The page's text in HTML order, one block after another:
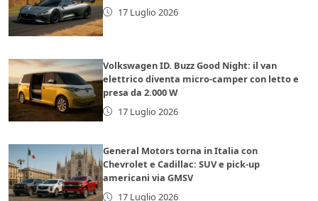
17 Luglio 2026
Volkswagen ID. Buzz Good Night: il van
elettrico diventa micro-camper con letto e
presa da 2.000 W
17 Luglio 2026
General Motors torna in Italia con
Chevrolet e Cadillac: SUV e pick-up
americani via GMSV
17 Luglio 2026